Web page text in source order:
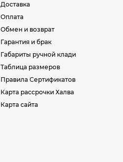
Доставка
Оплата
Обмен и возврат
Гарантия и брак
Габариты ручной клади
Таблица размеров
Правила Сертификатов
Карта рассрочки Халва
Карта сайта